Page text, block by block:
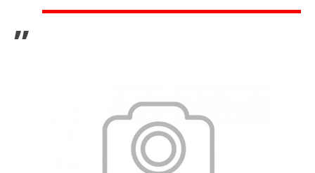
”